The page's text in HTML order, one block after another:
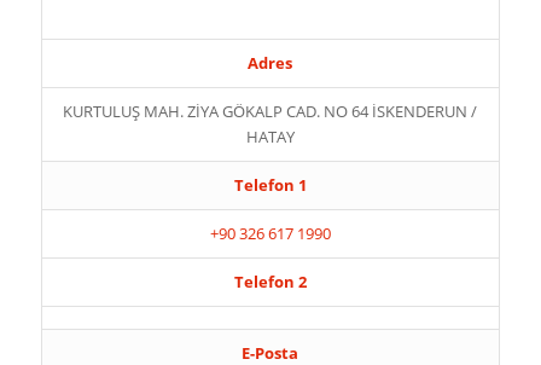
Adres
KURTULUŞ MAH. ZİYA GÖKALP CAD. NO 64 İSKENDERUN /
HATAY
Telefon 1
+90 326 617 1990
Telefon 2
E-Posta